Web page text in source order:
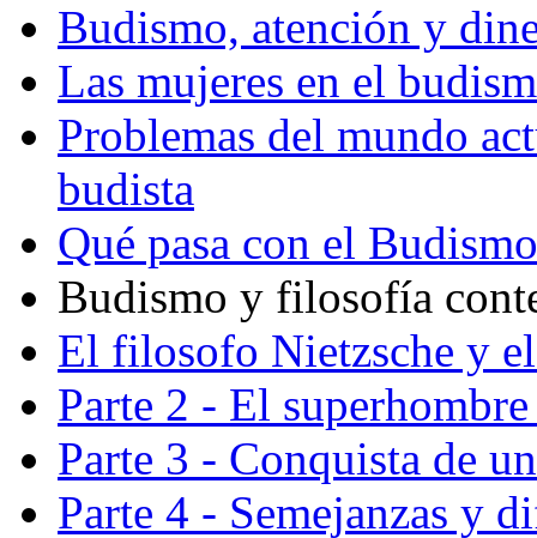
Budismo, atención y
Las mujeres en el
Problemas del mundo
budista
Qué pasa con el
Budismo y filosofía
El filosofo Nietzsche y
Parte 2 - El
Parte 3 - Conquista de
Parte 4 - Semejanzas y